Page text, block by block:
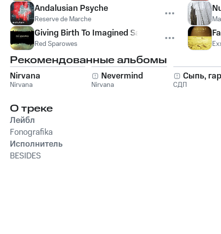
Andalusian Psyche
Reserve de Marche
Giving Birth To Imagined Saviors
Red Sparowes
Рекомендованные альбомы
Nirvana
Nirvana
Nevermind
Nirvana
Сыпь,
СДП
О треке
Лейбл
Fonografika
Исполнитель
BESIDES